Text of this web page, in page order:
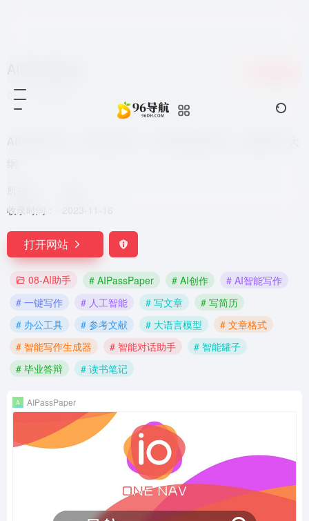
7个月前更新
收录时间：
打开网站
08-AI助手 # AIPassPaper # AI创作
# AI智能写作
# 一键写作
# 人工智能 # 写文章
# 写简历
# 办公工具
# 参考文献 # 大语言模型
# 文章格式
# 智能写作生成器
# 智能对话助手
# 智能罐子
# 毕业答辩
# 读书笔记
AIPassPaper